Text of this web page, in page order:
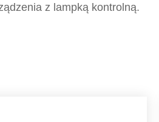
z lampką kontrolną.